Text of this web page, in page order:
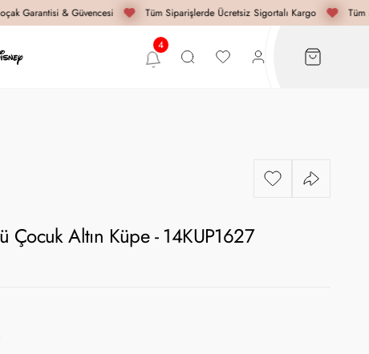
Garantisi & Güvencesi Tüm Siparişlerde Ücretsiz Sigortalı Kargo Tüm
Çocuk Altın Küpe - 14KUP1627